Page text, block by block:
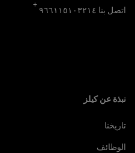
اتصل بنا ٩٦٦١١٥١٠٣٢١٤
+
نبذة عن كيلز
تاريخنا
الوظائف